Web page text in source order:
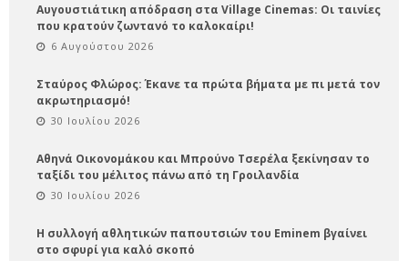
Αυγουστιάτικη απόδραση στα Village Cinemas: Οι ταινίες
που κρατούν ζωντανό το καλοκαίρι!
6 Αυγούστου 2026
Σταύρος Φλώρος: Έκανε τα πρώτα βήματα με πι μετά τον
ακρωτηριασμό!
30 Ιουλίου 2026
Αθηνά Οικονομάκου και Μπρούνο Τσερέλα ξεκίνησαν το
ταξίδι του μέλιτος πάνω από τη Γροιλανδία
30 Ιουλίου 2026
Η συλλογή αθλητικών παπουτσιών του Eminem βγαίνει
στο σφυρί για καλό σκοπό